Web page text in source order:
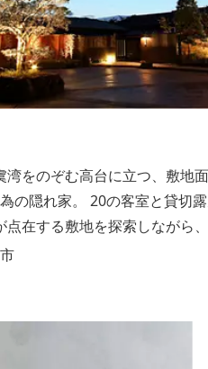
湾をのぞむ高台に立つ、敷地
の隠れ家。 20の客室と貸切
点在する敷地を探索しながら
と場所を見つけてください。